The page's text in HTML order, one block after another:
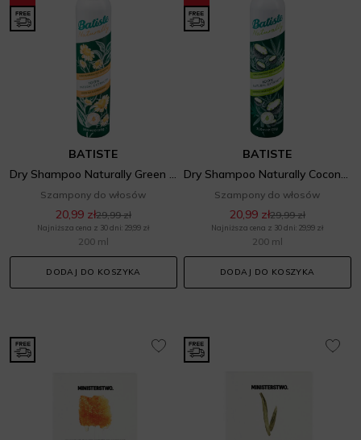
BATISTE
Dry Shampoo Naturally Green Tea & Chamomile
Szampony do włosów
20,99 zł29,99 zł
Najniższa cena z 30 dni: 29,99 zł
200 ml
DODAJ DO KOSZYKA
BATISTE
Dry Shampoo Naturally Coconut Milk & Hemp Seed Oil
Szampony do włosów
20,99 zł29,99 zł
Najniższa cena z 30 dni: 29,99 zł
200 ml
DODAJ DO KOSZYKA